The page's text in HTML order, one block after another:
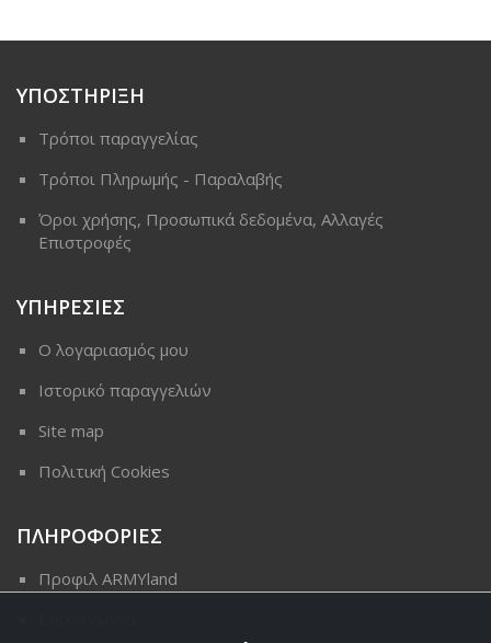
ΥΠΟΣΤΗΡΙΞΗ
Τρόποι παραγγελίας
Τρόποι Πληρωμής - Παραλαβής
Όροι χρήσης, Προσωπικά δεδομένα, Αλλαγές
Επιστροφές
ΥΠΗΡΕΣΙΕΣ
Ο λογαριασμός μου
Ιστορικό παραγγελιών
Site map
Πολιτική Cookies
ΠΛΗΡΟΦΟΡΙΕΣ
Προφιλ ARMYland